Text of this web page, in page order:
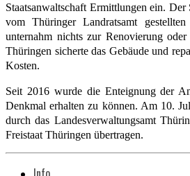
Staatsanwaltschaft Ermittlungen ein. Der
vom Thüringer Landratsamt
unternahm nichts zur Renovierung
Thüringen sicherte das Gebäude und
Kosten.
Seit 2016 wurde die Enteignung der
Denkmal erhalten zu können. Am 10.
durch das Landesverwaltungsamt
Freistaat Thüringen übertragen.